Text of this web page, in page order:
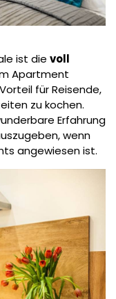
ist die voll
Apartment
für Reisende,
zu kochen.
Erfahrung
wenn
angewiesen ist.